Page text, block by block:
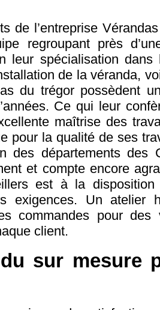
de l’entreprise
regroupant près
leur spécialisation
de la véranda,
du trégor possèdent
Ce qui leur
maîtrise des
pour la qualité de ses
des départements des
et compte encore
est à la
exigences. Un atelier
commandes pour des
client.
sur mesure